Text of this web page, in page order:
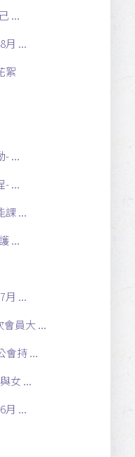
...
月 ...
絮
- ...
- ...
課 ...
...
月 ...
會員大 ...
會持 ...
女 ...
月 ...